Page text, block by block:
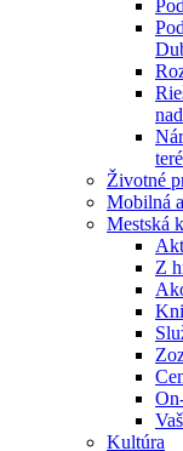
Životné
Mobilná
Mestská
Z
Kultúra